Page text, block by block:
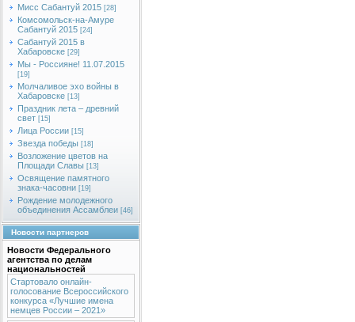
Мисс Сабантуй 2015 [28]
Комсомольск-на-Амуре
Сабантуй 2015 [24]
Сабантуй 2015 в
Хабаровске [29]
Мы - Россияне! 11.07.2015
[19]
Молчаливое эхо войны в
Хабаровске [13]
Праздник лета – древний
свет [15]
Лица России [15]
Звезда победы [18]
Возложение цветов на
Площади Славы [13]
Освящение памятного
знака-часовни [19]
Рождение молодежного
объединения Ассамблеи [46]
Новости партнеров
Новости Федерального
агентства по делам
национальностей
Стартовало онлайн-
голосование Всероссийского
конкурса «Лучшие имена
немцев России – 2021»